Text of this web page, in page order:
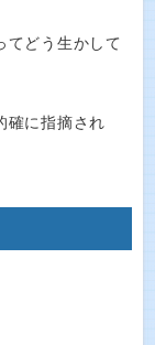
てどう生かして
確に指摘され